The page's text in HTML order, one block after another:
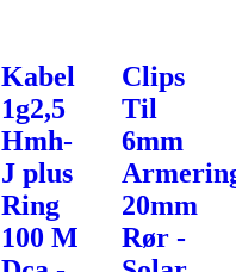
Kabel
1g2,5
Hmh-
J plus
Ring
100 M
Clips
Til
6mm
20mm
Rør -